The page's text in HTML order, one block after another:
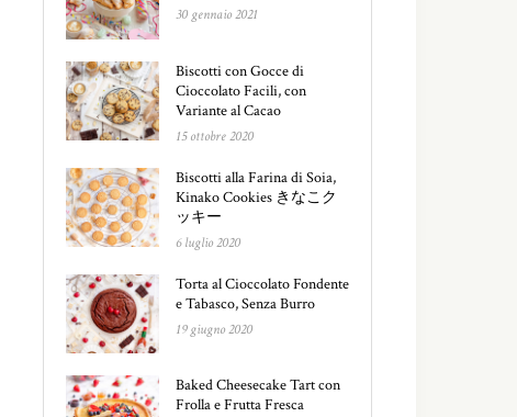
30 gennaio 2021
Biscotti con Gocce di
Cioccolato Facili, con
Variante al Cacao
15 ottobre 2020
Biscotti alla Farina di Soia,
Kinako Cookies きなこク
ッキー
6 luglio 2020
Torta al Cioccolato Fondente
e Tabasco, Senza Burro
19 giugno 2020
Baked Cheesecake Tart con
Frolla e Frutta Fresca